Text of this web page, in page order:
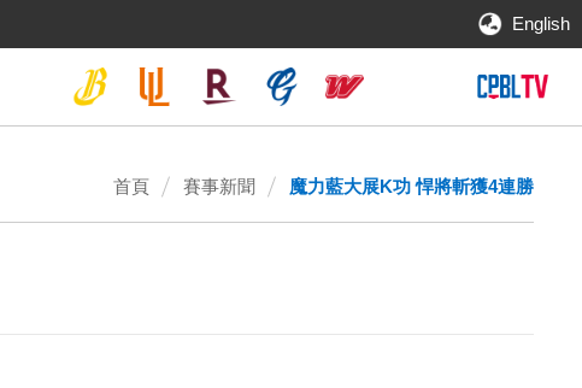
English
首頁 賽事新聞 魔力藍大展K功 悍將斬獲4連勝